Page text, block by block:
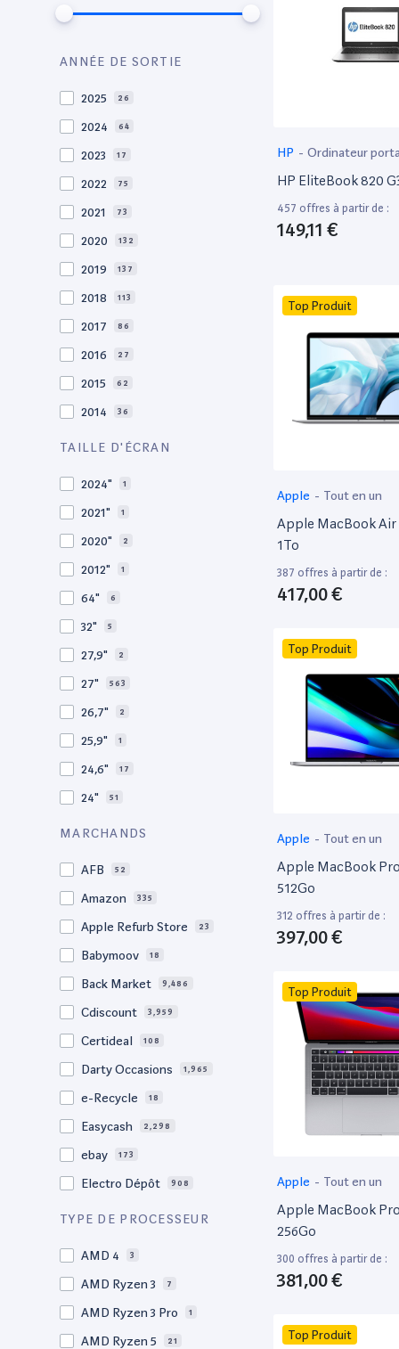
ANNÉE DE SORTIE
2025 26
2024 64
2023 17
2022 75
2021 73
2020 132
2019 137
2018 113
2017 86
2016 27
2015 62
2014 36
2013
TAILLE D'ÉCRAN
2024" 1
2021" 1
2020" 2
2012" 1
64" 6
32" 5
27,9" 2
27" 563
26,7" 2
25,9" 1
24,6" 17
24" 51
21,5"
15.5" 1
15,4"
15.4" 70
15.3" 2
15" 207
MARCHANDS
AFB 52
Amazon 335
Apple Refurb Store 23
Babymoov 18
Back Market 9,486
Cdiscount 3,959
Certideal 108
Darty Occasions 1,965
e-Recycle 18
Easycash 2,298
ebay 173
Electro Dépôt 908
Factorefurb
TYPE DE PROCESSEUR
AMD 4 3
AMD Ryzen 3 7
AMD Ryzen 3 Pro 1
AMD Ryzen 5 21
HP - Ordinateur
HP EliteBook 820
457 offres à partir de :
149,11 €
Top Produit
Apple - Tout en un
Apple MacBook Air
1To
387 offres à partir de :
417,00 €
Top Produit
Apple - Tout en un
Apple MacBook Pro
512Go
312 offres à partir de :
397,00 €
Top Produit
Apple - Tout en un
Apple MacBook Pro
256Go
300 offres à partir de :
381,00 €
Top Produit